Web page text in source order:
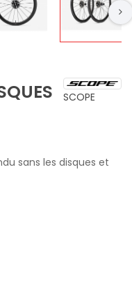
SCOPE
sans les disques et